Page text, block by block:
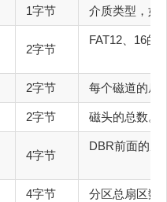
1字节 介质类型
2字节
FAT12、
2字节 每个
2字节 磁
4字节
DBR前面的
4字节 分